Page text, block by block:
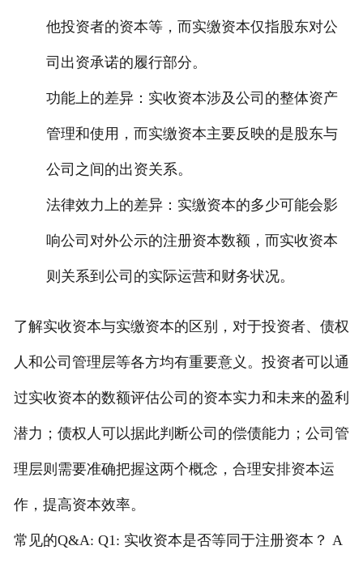
他投资者的资本等，而实缴资本仅指股东对公
司出资承诺的履行部分。
功能上的差异：实收资本涉及公司的整体资产
管理和使用，而实缴资本主要反映的是股东与
公司之间的出资关系。
法律效力上的差异：实缴资本的多少可能会影
响公司对外公示的注册资本数额，而实收资本
则关系到公司的实际运营和财务状况。
了解实收资本与实缴资本的区别，对于投资者、债权
人和公司管理层等各方均有重要意义。投资者可以通
过实收资本的数额评估公司的资本实力和未来的盈利
潜力；债权人可以据此判断公司的偿债能力；公司管
理层则需要准确把握这两个概念，合理安排资本运
作，提高资本效率。
常见的Q&A: Q1: 实收资本是否等同于注册资本？ A